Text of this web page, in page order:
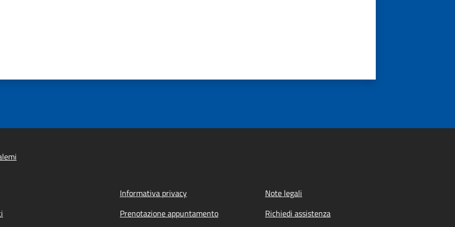
Informativa privacy
Note legali
Prenotazione appuntamento Richiedi assistenza